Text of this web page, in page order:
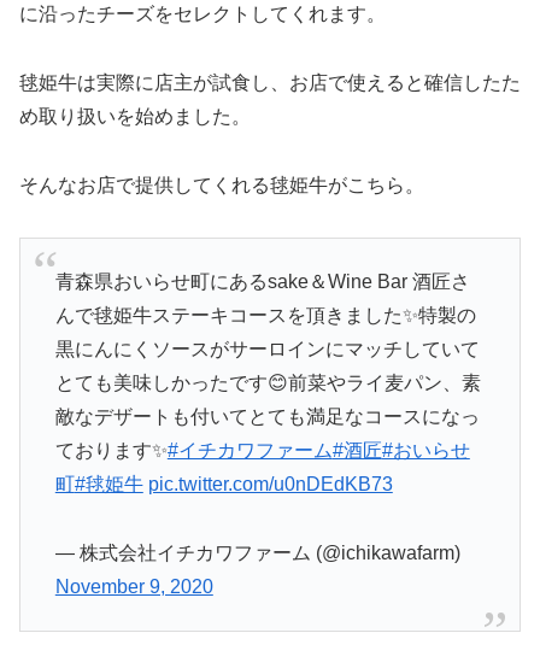
に沿ったチーズをセレクトしてくれます。
毬姫牛は実際に店主が試食し、お店で使えると確信したた
め取り扱いを始めました。
そんなお店で提供してくれる毬姫牛がこちら。
青森県おいらせ町にあるsake＆Wine Bar 酒匠さ
んで毬姫牛ステーキコースを頂きました✨特製の
黒にんにくソースがサーロインにマッチしていて
とても美味しかったです😊前菜やライ麦パン、素
敵なデザートも付いてとても満足なコースになっ
ております✨#イチカワファーム#酒匠#おいらせ
町#毬姫牛 pic.twitter.com/u0nDEdKB73
— 株式会社イチカワファーム (@ichikawafarm)
November 9, 2020